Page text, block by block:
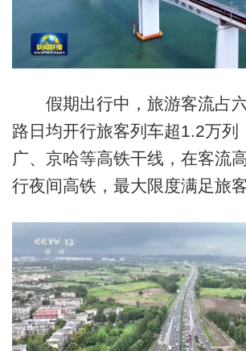
假期出行中，旅游客流占
路日均开行旅客列车超1.2万列
广、京哈等高铁干线，在客流
行夜间高铁，最大限度满足旅